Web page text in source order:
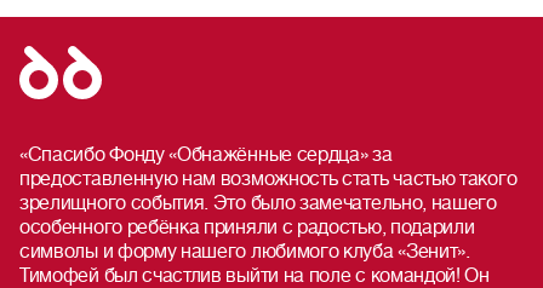
«Спасибо Фонду «Обнажённые сердца» за
предоставленную нам возможность стать частью такого
зрелищного события. Это было замечательно, нашего
особенного ребёнка приняли с радостью, подарили
символы и форму нашего любимого клуба «Зенит».
Тимофей был счастлив выйти на поле с командой! Он